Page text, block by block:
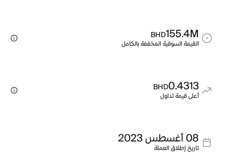
155.4M
BHD
القيمة السوقية المخففة بالكامل
0.4313
BHD
أعلى قيمة تداول
08 أغسطس 2023
تاريخ إطلاق العملة